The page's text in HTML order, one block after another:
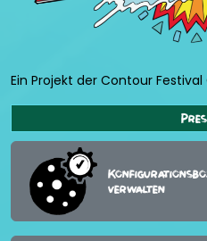
Ein Projekt der Contour
verwalten